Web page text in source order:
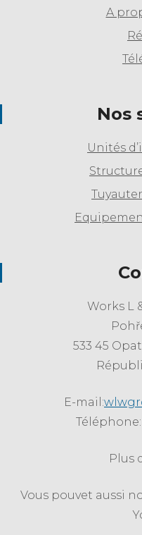
A
Nos
Unités
Works L
533 45
E-mail:
Téléphone:
Plus
Vous pouvet aussi